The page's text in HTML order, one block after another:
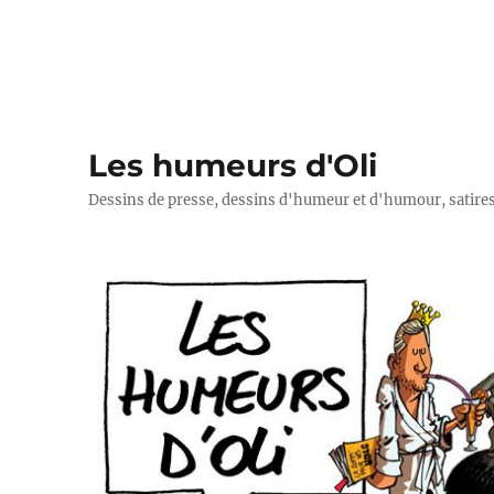
Les humeurs d'Oli
Dessins de presse, dessins d'humeur et d'humour,